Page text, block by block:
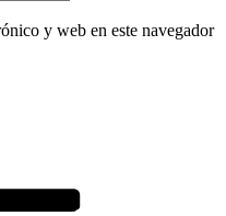
y web en este navegador